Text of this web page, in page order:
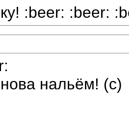
:beer: :beer:
нальём! (с)